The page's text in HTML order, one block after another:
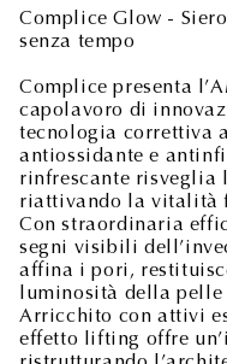
Complice Glow -
senza tempo
Complice presenta
capolavoro di
tecnologia correttiva
antiossidante e
rinfrescante risveglia
riattivando la vitalità
Con straordinaria
segni visibili
affina i pori,
luminosità della
Arricchito con attivi
effetto lifting offre